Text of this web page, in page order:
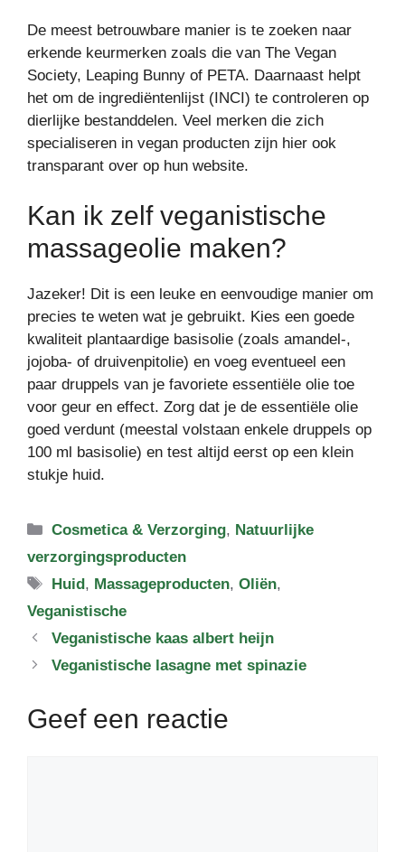
De meest betrouwbare manier is te zoeken naar
erkende keurmerken zoals die van The Vegan
Society, Leaping Bunny of PETA. Daarnaast helpt
het om de ingrediëntenlijst (INCI) te controleren op
dierlijke bestanddelen. Veel merken die zich
specialiseren in vegan producten zijn hier ook
transparant over op hun website.
Kan ik zelf veganistische
massageolie maken?
Jazeker! Dit is een leuke en eenvoudige manier om
precies te weten wat je gebruikt. Kies een goede
kwaliteit plantaardige basisolie (zoals amandel-,
jojoba- of druivenpitolie) en voeg eventueel een
paar druppels van je favoriete essentiële olie toe
voor geur en effect. Zorg dat je de essentiële olie
goed verdunt (meestal volstaan enkele druppels op
100 ml basisolie) en test altijd eerst op een klein
stukje huid.
Categorieën
Cosmetica & Verzorging, Natuurlijke
verzorgingsproducten
Tags
Huid , Massageproducten,Oliën,
Veganistische
Veganistische kaas albert heijn
Veganistische lasagne met spinazie
Geef een reactie